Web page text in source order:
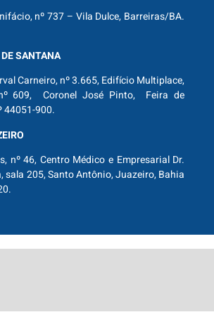
nº 737 – Vila Dulce, Barreiras/BA.
SANTANA
Carneiro, nº 3.665, Edifício Multiplace,
609, Coronel José Pinto, Feira de
44051-900.
nº 46, Centro Médico e Empresarial Dr.
sala 205, Santo Antônio, Juazeiro, Bahia